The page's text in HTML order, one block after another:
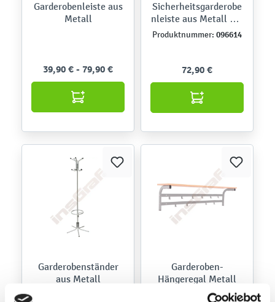
Garderobenleiste aus
Metall
39,90 € - 79,90 €
Sicherheitsgarderobe
nleiste aus Metall mit
10 Haken
Produktnummer: 096614
72,90 €
Garderobenständer
aus Metall
Garderoben-
Hängeregal Metall